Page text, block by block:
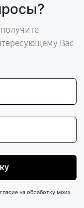
Вас
на обработку моих